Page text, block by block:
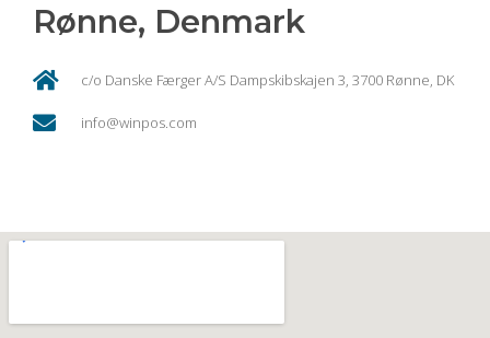
Rønne, Denmark
c/o Danske Færger A/S Dampskibskajen 3, 3700 Rønne, DK
info@winpos.com